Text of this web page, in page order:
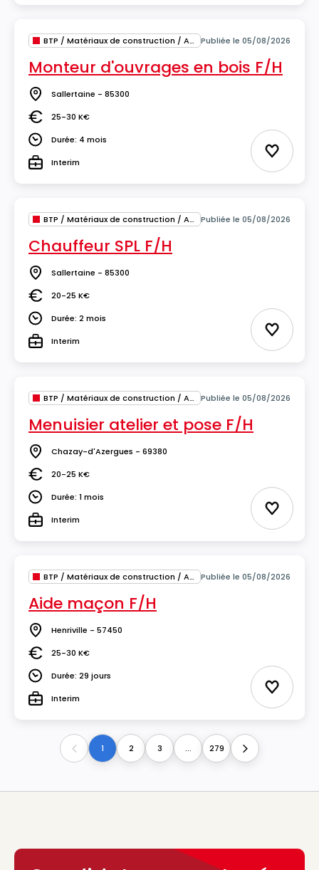
BTP / Matériaux de construction / Architecture Publiée le 05/08/2026
Monteur d'ouvrages en bois F/H
Lieu Sallertaine - 85300
Salaire25-30 K€
DuréeDurée: 4 mois
TypeInterim Ajouter
BTP / Matériaux de construction / Architecture Publiée le 05/08/2026
Chauffeur SPL F/H
Lieu Sallertaine - 85300
Salaire20-25 K€
DuréeDurée: 2 mois
TypeInterim Ajouter
BTP / Matériaux de construction / Architecture Publiée le 05/08/2026
Menuisier atelier et pose F/H
Lieu Chazay-d'Azergues - 69380
Salaire20-25 K€
DuréeDurée: 1 mois
TypeInterim Ajouter
BTP / Matériaux de construction / Architecture Publiée le 05/08/2026
Aide maçon F/H
Lieu Henriville - 57450
Salaire25-30 K€
DuréeDurée: 29 jours
TypeInterim Ajouter
Previous1 2 3 ... 279 Next